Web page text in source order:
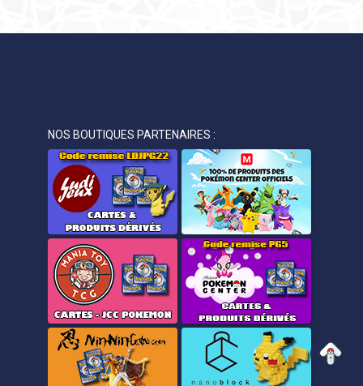
NOS BOUTIQUES PARTENAIRES :